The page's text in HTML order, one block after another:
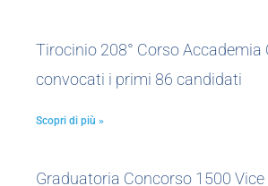
Tirocinio 208° Corso Accademia
convocati i primi 86 candidati
Scopri di più »
Graduatoria Concorso 1500